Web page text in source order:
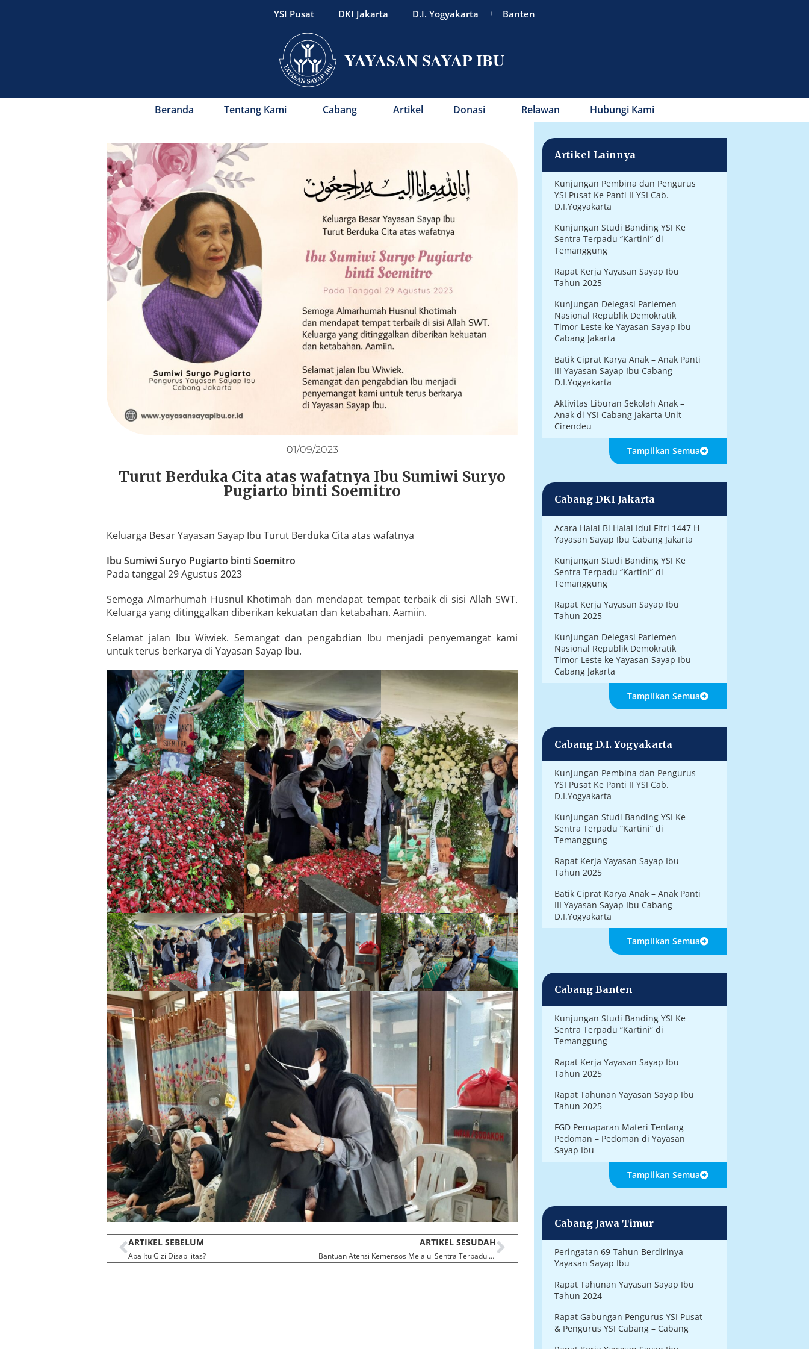
YSI Pusat DKI Jakarta D.I. Yogyakarta Banten
YAYASAN SAYAP IBU
Beranda Tentang Kami Cabang Artikel Donasi Relawan Hubungi Kami
01/09/2023
Turut Berduka Cita atas wafatnya Ibu Sumiwi Suryo
Pugiarto binti Soemitro
Keluarga Besar Yayasan Sayap Ibu Turut Berduka Cita atas wafatnya
Ibu Sumiwi Suryo Pugiarto binti Soemitro
Pada tanggal 29 Agustus 2023
Semoga Almarhumah Husnul Khotimah dan mendapat tempat terbaik di sisi Allah SWT.
Keluarga yang ditinggalkan diberikan kekuatan dan ketabahan. Aamiin.
Selamat jalan Ibu Wiwiek. Semangat dan pengabdian Ibu menjadi penyemangat kami
untuk terus berkarya di Yayasan Sayap Ibu.
ARTIKEL SEBELUM
Apa Itu Gizi Disabilitas?
ARTIKEL SESUDAH
Bantuan Atensi Kemensos Melalui Sentra Terpadu Kartini Temanggung Untuk Anak Asuh di Panti III
Artikel Lainnya
Kunjungan Pembina dan Pengurus
YSI Pusat Ke Panti II YSI Cab.
D.I.Yogyakarta
Kunjungan Studi Banding YSI Ke
Sentra Terpadu “Kartini” di
Temanggung
Rapat Kerja Yayasan Sayap Ibu
Tahun 2025
Kunjungan Delegasi Parlemen
Nasional Republik Demokratik
Timor-Leste ke Yayasan Sayap Ibu
Cabang Jakarta
Batik Ciprat Karya Anak – Anak Panti
III Yayasan Sayap Ibu Cabang
D.I.Yogyakarta
Aktivitas Liburan Sekolah Anak –
Anak di YSI Cabang Jakarta Unit
Cirendeu
Tampilkan Semua
Cabang DKI Jakarta
Acara Halal Bi Halal Idul Fitri 1447 H
Yayasan Sayap Ibu Cabang Jakarta
Kunjungan Studi Banding YSI Ke
Sentra Terpadu “Kartini” di
Temanggung
Rapat Kerja Yayasan Sayap Ibu
Tahun 2025
Kunjungan Delegasi Parlemen
Nasional Republik Demokratik
Timor-Leste ke Yayasan Sayap Ibu
Cabang Jakarta
Tampilkan Semua
Cabang D.I. Yogyakarta
Kunjungan Pembina dan Pengurus
YSI Pusat Ke Panti II YSI Cab.
D.I.Yogyakarta
Kunjungan Studi Banding YSI Ke
Sentra Terpadu “Kartini” di
Temanggung
Rapat Kerja Yayasan Sayap Ibu
Tahun 2025
Batik Ciprat Karya Anak – Anak Panti
III Yayasan Sayap Ibu Cabang
D.I.Yogyakarta
Tampilkan Semua
Cabang Banten
Kunjungan Studi Banding YSI Ke
Sentra Terpadu “Kartini” di
Temanggung
Rapat Kerja Yayasan Sayap Ibu
Tahun 2025
Rapat Tahunan Yayasan Sayap Ibu
Tahun 2025
FGD Pemaparan Materi Tentang
Pedoman – Pedoman di Yayasan
Sayap Ibu
Tampilkan Semua
Cabang Jawa Timur
Peringatan 69 Tahun Berdirinya
Yayasan Sayap Ibu
Rapat Tahunan Yayasan Sayap Ibu
Tahun 2024
Rapat Gabungan Pengurus YSI Pusat
& Pengurus YSI Cabang – Cabang